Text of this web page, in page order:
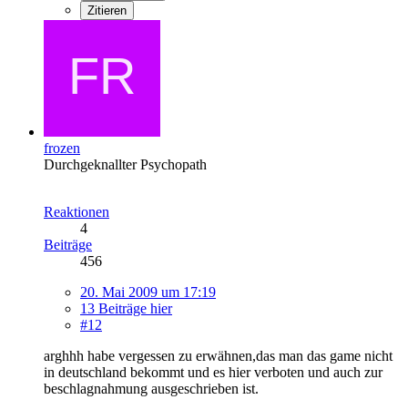
Zitieren
frozen
Durchgeknallter Psychopath
Reaktionen
4
Beiträge
456
20. Mai 2009 um 17:19
13 Beiträge hier
#12
arghhh habe vergessen zu erwähnen,das man das game nicht
in deutschland bekommt und es hier verboten und auch zur
beschlagnahmung ausgeschrieben ist.